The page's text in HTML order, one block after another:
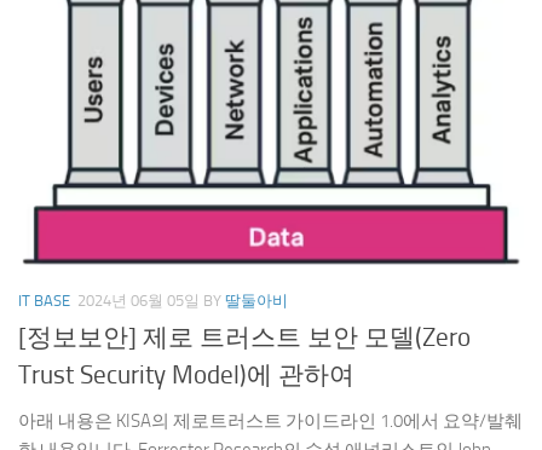
IT BASE 2024년 06월 05일 BY 딸둘아비
[정보보안] 제로 트러스트 보안 모델(Zero
Trust Security Model)에 관하여
아래 내용은 KISA의 제로트러스트 가이드라인 1.0에서 요약/발췌